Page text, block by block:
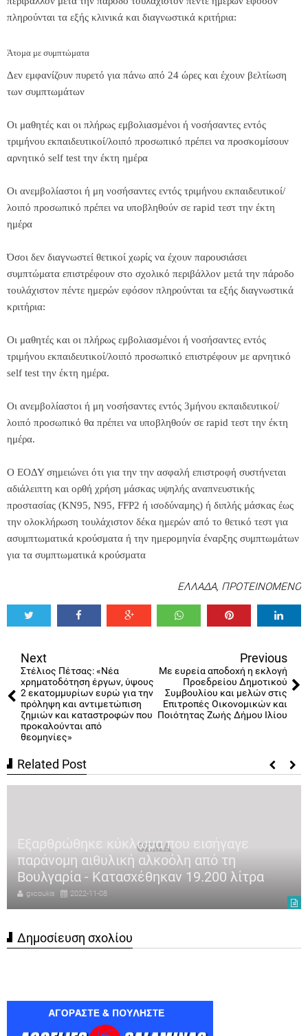
πληρούνται τα εξής κλινικά και διαγνωστικά κριτήρια:
Άτομα με συμπτώματα
Δεν εμφανίζουν πυρετό για πάνω από 24 ώρες και έχουν βελτίωση
των συμπτωμάτων
Οι μαθητές και οι πλήρως εμβολιασμένοι ή νοσήσαντες εντός
τριμήνου εκπαιδευτικοί/λοιπό προσωπικό πρέπει να προσκομίσουν
αρνητικό self test την έκτη ημέρα
Οι ανεμβολίαστοι ή μη νοσήσαντες εντός τριμήνου εκπαιδευτικοί/
λοιπό προσωπικό πρέπει να υποβληθούν σε rapid τεστ την έκτη
ημέρα
Όσοι δεν διαγνωστεί θετικοί χωρίς να έχουν παρουσιάσει
συμπτώματα επιστρέφουν στο σχολικό περιβάλλον μετά την πάροδο
τουλάχιστον πέντε ημερών εφόσον πληρούνται τα εξής διαγνωστικά
κριτήρια:
Οι μαθητές και οι πλήρως εμβολιασμένοι ή νοσήσαντες εντός
τριμήνου εκπαιδευτικοί/λοιπό προσωπικό επιστρέφουν με αρνητικό
self test την έκτη ημέρα.
Οι ανεμβολίαστοι ή μη νοσήσαντες εντός 3μήνου εκπαιδευτικοί/
λοιπό προσωπικό θα πρέπει να υποβληθούν σε rapid τεστ την έκτη
ημέρα.
Ο ΕΟΔΥ σημειώνει ότι για την την ασφαλή επιστροφή συστήνεται
αδιάλειπτη και ορθή χρήση μάσκας υψηλής αναπνευστικής
προστασίας (KN95, N95, FFP2 ή ισοδύναμης) ή διπλής μάσκας έως
την ολοκλήρωση τουλάχιστον δέκα ημερών από το θετικό τεστ για
ασυμπτωματικά κρούσματα ή την ημερομηνία έναρξης συμπτωμάτων
για τα συμπτωματικά κρούσματα
ΕΛΛΑΔΑ, ΠΡΟΤΕΙΝΟΜΕΝΟ
Next
Στέλιος Πέτσας: «Νέα
χρηματοδότηση έργων, ύψους
2 εκατομμυρίων ευρώ για την
πρόληψη και αντιμετώπιση
ζημιών και καταστροφών που
προκαλούνται από
θεομηνίες»
Previous
Με ευρεία αποδοχή η εκλογή
Προεδρείου Δημοτικού
Συμβουλίου και μελών στις
Επιτροπές Οικονομικών και
Ποιότητας Ζωής Δήμου Ιλίου
Related Post
Εξαρθρώθηκε κύκλωμα που εισήγαγε
παράνομη αιθυλική αλκοόλη από τη
Βουλγαρία - Κατασχέθηκαν 19.200 λίτρα
gxcoukis 2022-11-08
Δημοσίευση σχολίου